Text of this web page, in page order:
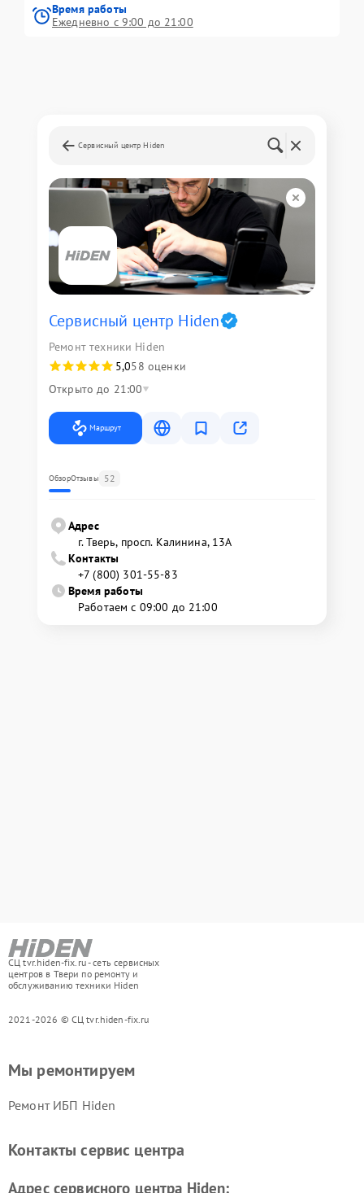
Время работы
Ежедневно с 9:00 до 21:00
Сервисный центр Hiden
Сервисный центр Hiden
Ремонт техники Hiden
5,058 оценки
Открыто до 21:00
Маршрут
ОбзорОтзывы 52
Адрес
г. Тверь, просп. Калинина, 13А
Контакты
+7 (800) 301-55-83
Время работы
Работаем с 09:00 до 21:00
СЦ tvr.hiden-fix.ru - сеть сервисных
центров в Твери по ремонту и
обслуживанию техники Hiden
2021-2026 © СЦ tvr.hiden-fix.ru
Мы ремонтируем
Ремонт ИБП Hiden
Контакты сервис центра
Адрес сервисного центра Hiden: